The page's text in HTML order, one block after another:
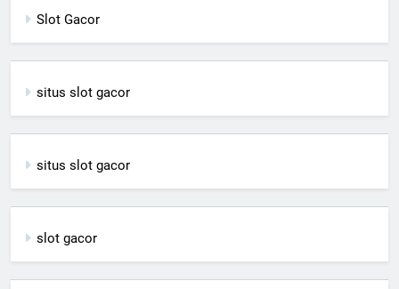
Slot Gacor
situs slot gacor
situs slot gacor
slot gacor